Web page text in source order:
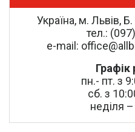
Україна, м. Львів,
тел.:
e-mail:
Графік
пн.- пт. з
сб. з
неділя